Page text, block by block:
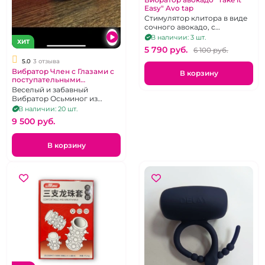
ХИТ
5.0 3 отзыва
Вибратор Член с Глазами с
поступательными
движениями на д.у пульте
Веселый и забавный
Вибратор Осьминог из
Хентая с 7 режимами на
присоске
В наличии: 20 шт.
9 500 pуб.
В корзину
Easy" Avo tap
Стимулятор клитора в виде
сочного авокадо, с
постукивающим эффектом,
10 режимов
В наличии: 3 шт.
5 790 pуб. 6 100 pуб.
В корзину